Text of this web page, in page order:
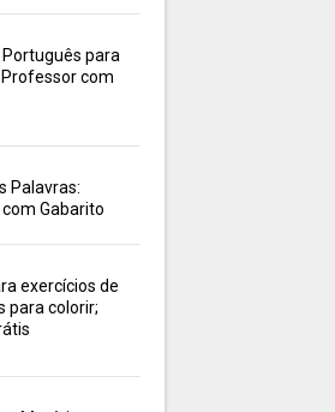
para
com
Palavras:
Gabarito
exercícios de
para colorir;